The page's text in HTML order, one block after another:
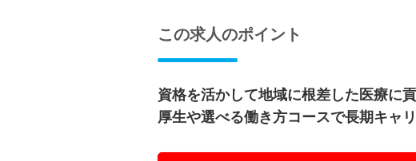
この求人のポイント
資格を活かして地域に根差した医療に
厚生や選べる働き方コースで長期キャ